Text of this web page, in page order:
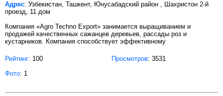
Адрес: Узбекистан, Ташкент, Юнусабадский район , Шахристон 2-й
проезд, 11 дом
Компания «Agro Techno Export» занимается выращиванием и
продажей качественных сажанцев деревьев, рассады роз и
кустарников. Компания способствует эффективному
Рейтинг: 100 Просмотров: 3531
Фото: 1